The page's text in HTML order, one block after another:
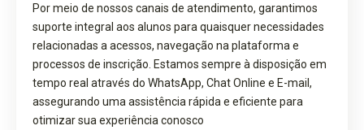
Por meio de nossos canais de atendimento, garantimos
suporte integral aos alunos para quaisquer necessidades
relacionadas a acessos, navegação na plataforma e
processos de inscrição. Estamos sempre à disposição em
tempo real através do WhatsApp, Chat Online e E-mail,
assegurando uma assistência rápida e eficiente para
otimizar sua experiência conosco